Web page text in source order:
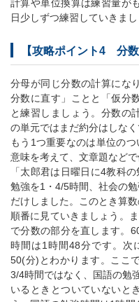
計算や単位換算は練習量が
日少しずつ練習していきまし
【攻略ポイント4 分数
分母が同じ分数の計算にな
分数に直す」ことと「仮分
と練習しましょう。分数の
の単元ではまだ約分はしなく
もう1つ重要なのは単位の
意味を考えて、文章題など
「太郎君は日曜日に4教科
勉強を1・4/5時間、社会の
だけしました。このとき算
順番に見ていきましょう。
で分数の部分を直します。
時間は1時間48分です。次
50(分)とわかります。ここ
3/4時間ではなく、国語の勉
いるときとついていないと